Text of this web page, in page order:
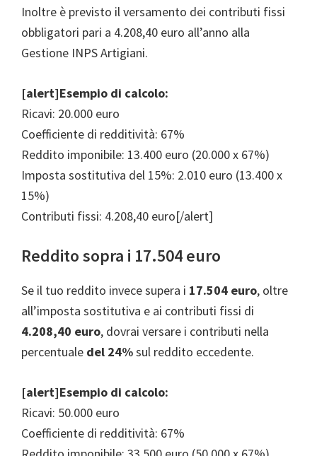
Inoltre è previsto il versamento dei contributi fissi
obbligatori pari a 4.208,40 euro all’anno alla
Gestione INPS Artigiani.
[alert]Esempio di calcolo:
Ricavi: 20.000 euro
Coefficiente di redditività: 67%
Reddito imponibile: 13.400 euro (20.000 x 67%)
Imposta sostitutiva del 15%: 2.010 euro (13.400 x
15%)
Contributi fissi: 4.208,40 euro[/alert]
Reddito sopra i 17.504 euro
Se il tuo reddito invece supera i 17.504 euro, oltre
all’imposta sostitutiva e ai contributi fissi di
4.208,40 euro, dovrai versare i contributi nella
percentuale del 24%sul reddito eccedente.
[alert]Esempio di calcolo:
Ricavi: 50.000 euro
Coefficiente di redditività: 67%